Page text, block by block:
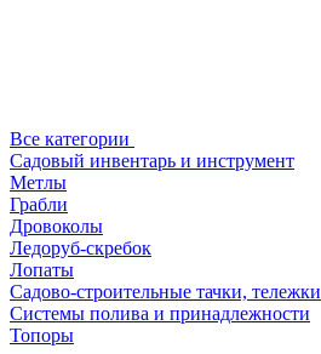
Все категории
Садовый инвентарь и инструмент
Метлы
Грабли
Дровоколы
Ледоруб-скребок
Лопаты
Садово-строительные тачки, тележки
Системы полива и принадлежности
Топоры